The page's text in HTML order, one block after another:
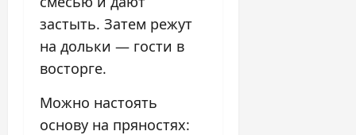
застыть. Затем режут
на дольки — гости в
восторге.
Можно настоять
основу на пряностях: